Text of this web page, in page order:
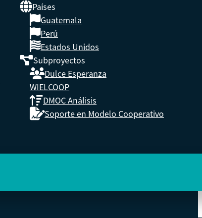
Países
Guatemala
Perú
Estados Unidos
Subproyectos
Dulce Esperanza
WIELCOOP
DMOC Análisis
Soporte en Modelo Cooperativo